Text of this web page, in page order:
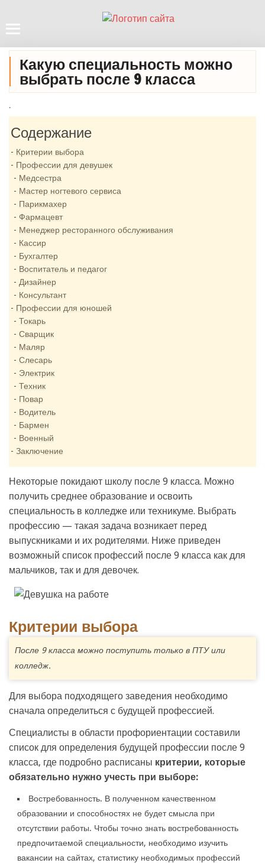
Какую специальность можно
выбрать после 9 класса
.
Содержание
Критерии выбора
Профессии для девушек
Медсестра
Мастер ногтевого сервиса
Парикмахер
Фармацевт
Менеджер ресторанного обслуживания
Кассир
Бухгалтер
Воспитатель и педагог
Дизайнер
Консультант
Профессии для юношей
Токарь
Сварщик
Маляр
Слесарь
Электрик
Техник
Повар
Водитель
Бармен
Военный
Заключение
Некоторые покидают школу после 9 класса. Можно
получить среднее образование и освоить
специальность в колледже или техникуме. Выбрать
профессию — такая задача возникает перед
выпускниками и их родителями. Ниже приведен
возможный список профессий после 9 класса как для
мальчиков, так и для девочек.
Критерии выбора
После 9 класса можно поступить только в ПТУ или
колледж.
Для выбора подходящего заведения необходимо
сначала определиться с будущей профессией.
Специалисты в области профориентации составили
список для определения будущей профессии после 9
класса, где подробно расписаны критерии, которые
обязательно нужно учесть при выборе:
Востребованность. В полученном качественном
образовании и способностях не будет смысла при
отсутствии работы. Чтобы точно знать востребованность
предпочитаемой специальности, необходимо изучить
вакансии на сайтах, статистику необходимых профессий